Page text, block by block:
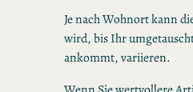
Je nach Wohnort kann
wird, bis Ihr
ankommt, variieren.